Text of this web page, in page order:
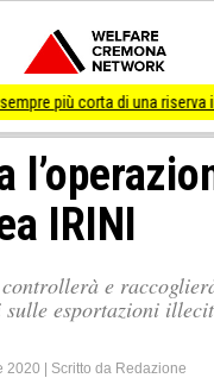
una riserva in esaurimento
IRINI
e
sulle esportazioni
2020 Scritto da Redazione